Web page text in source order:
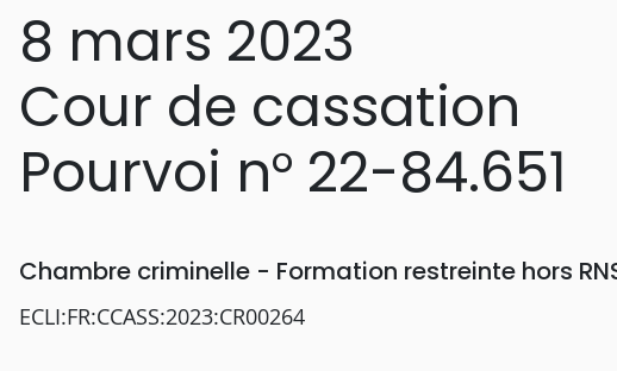
8 mars 2023
Cour de cassation
Pourvoi n° 22-84.651
Chambre criminelle - Formation restreinte hors
ECLI:FR:CCASS:2023:CR00264